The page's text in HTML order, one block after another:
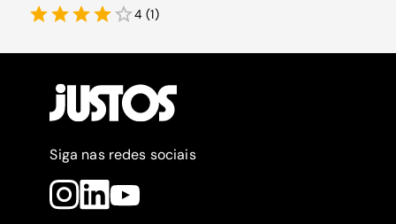
4 (1)
Siga nas redes sociais